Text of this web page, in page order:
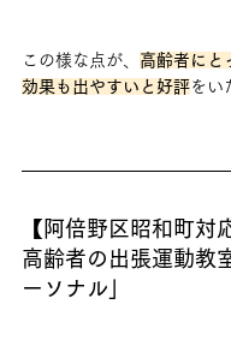
この様な点が、 高齢者にと
効果も出やすいと好評をい
【阿倍野区昭和町対
高齢者の出張運動教
ーソナル」